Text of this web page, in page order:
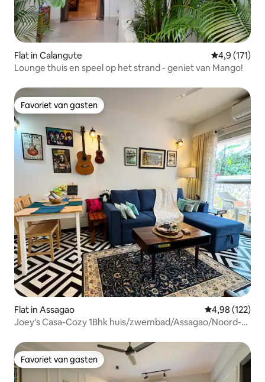
Flat in Calangute Gemiddelde
4,9 (171)
Lounge thuis en speel op het strand - geniet van Mango!
Favoriet van gasten
Favoriet van gasten
Flat in Assagao Gemiddelde
4,98 (122)
Joey's Casa-Cozy 1Bhk huis/zwembad/Assagao/Noord-
Favoriet van gasten
Favoriet van gasten